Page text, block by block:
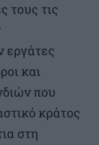
τους τις
εργάτες
και
που
κράτος
στη